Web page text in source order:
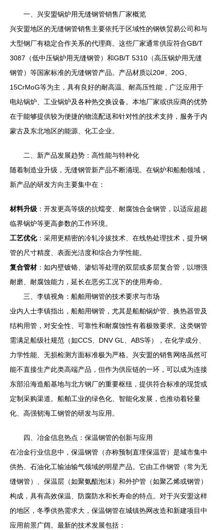
一、兴安盟锅炉用无缝钢管销售厂家概览
兴安盟地区的无缝钢管销售主要依托于区域性的钢铁贸易公司和与
大型钢厂有稳定合作关系的代理商。这些厂家通常供应符合GB/T
3087（低中压锅炉用无缝钢管）和GB/T 5310（高压锅炉用无缝
钢管）等国家标准的无缝钢管产品。产品材质以20#、20G、
15CrMoG等为主，具有良好的耐高温、耐高压性能，广泛应用于
电站锅炉、工业锅炉及各种热交换设备。本地厂家或供应商的优势
在于能够提供较为便捷的物流配送和针对性的技术支持，服务于内
蒙古及东北地区的能源、化工企业。
二、新产品发展趋势：高性能与特种化
随着制造业升级，无缝钢管新产品不断涌现。在锅炉和船舶领域，
新产品的研发方向主要集中在：
材料升级 ：开发更高等级的抗蠕变、耐腐蚀合金钢管，以适应超超
临界锅炉等更高参数的工作环境。
工艺优化：采用更精密的冷轧冷拔技术、在线热处理技术，提升钢
管的尺寸精度、表面光洁度和综合力学性能。
复合管材：如内壁镀铬、渗铝等处理的双层或多层复合管，以增强
耐磨、耐腐蚀能力，延长在恶劣工况下的使用寿命。
三、李镇视角：船舶用钢管的技术要求与市场
业内人士李镇指出，船舶用钢管，尤其是船舶锅炉管、换热器管及
结构用管，对安全性、可靠性和耐腐蚀性有着极致要求。这类钢管
需满足船级社规范（如CCS、DNV GL、ABS等），在化学成分、
力学性能、无损检测方面标准极为严格。兴安盟的销售网络虽然可
能不直接生产此类高端产品，但作为供应链的一环，可以成为连接
东部沿海造船基地与北方钢厂的重要枢纽，提供符合标准的现货或
定制采购渠道。船舶工业的绿色化、智能化发展，也推动着轻量
化、高强韧海工钢管的研发与应用。
四、冶金信息热点：保温钢管的创新与应用
在冶金行业信息中，保温钢管（亦称预制直埋保温管）是城市集中
供热、石油化工输油输气领域的明星产品。它由工作钢管（常为无
缝钢管）、保温层（如聚氨酯泡沫）和外护管（如聚乙烯或钢管）
构成，具有高效保温、防腐防水和长寿命的特点。对于兴安盟这样
的地区，冬季供热需求大，保温钢管在城镇热网改造和新建项目中
应用前景广阔。最新的技术发展包括：